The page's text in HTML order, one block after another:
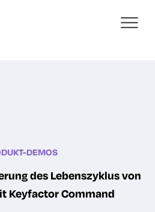
DEMOS
des Lebenszyklus von
Keyfactor Command